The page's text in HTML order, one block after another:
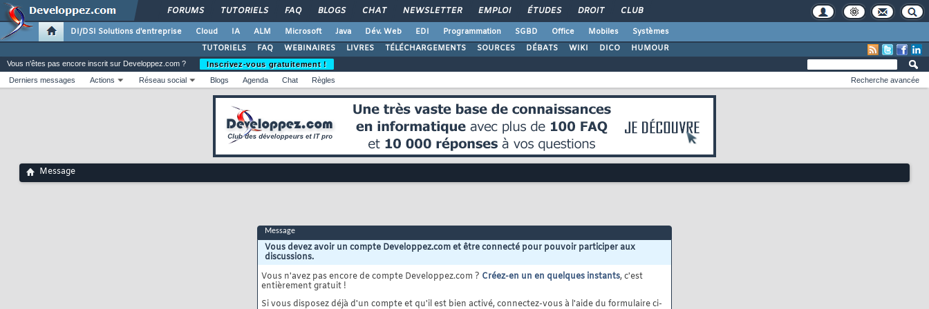
FORUMS TUTORIELS FAQ BLOGS CHAT NEWSLETTER EMPLOI ÉTUDES DROIT CLUB
DI/DSI Solutions d'entreprise Cloud IA ALM Microsoft Java Dév. Web EDI Programmation SGBD Office Mobiles
Systèmes
TUTORIELS
FAQ WEBINAIRES LIVRES TÉLÉCHARGEMENTS SOURCES DÉBATS WIKI DICO HUMOUR
Vous n'êtes pas encore inscrit sur Developpez.com ?
Inscrivez-vous gratuitement !
Derniers messages
Actions Réseau social Blogs Agenda Chat Règles Recherche avancée
Message
Message
Vous devez avoir un compte Developpez.com et être connecté pour pouvoir participer aux
discussions.
Vous n'avez pas encore de compte Developpez.com ? Créez-en un en quelques instants, c'est
entièrement gratuit !
Si vous disposez déjà d'un compte et qu'il est bien activé, connectez-vous à l'aide du formulaire ci-